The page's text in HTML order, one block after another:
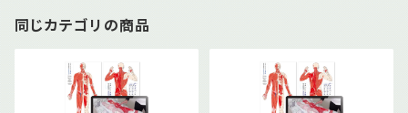
同じカテゴリの商品